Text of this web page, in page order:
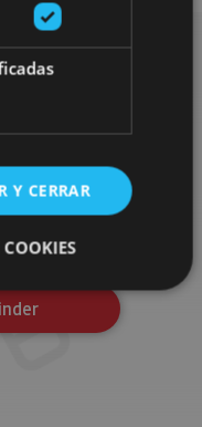
plans
round off your trip in
the most important
Y CERRAR